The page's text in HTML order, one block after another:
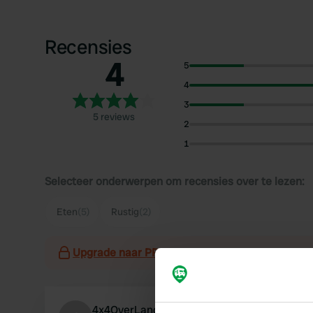
Recensies
4
5 reviews
5
4
3
2
1
Selecteer onderwerpen om recensies over te lezen:
Eten Rustig
Upgrade naar PRO+ voor het gebruik van
4x4OverLandAndSee